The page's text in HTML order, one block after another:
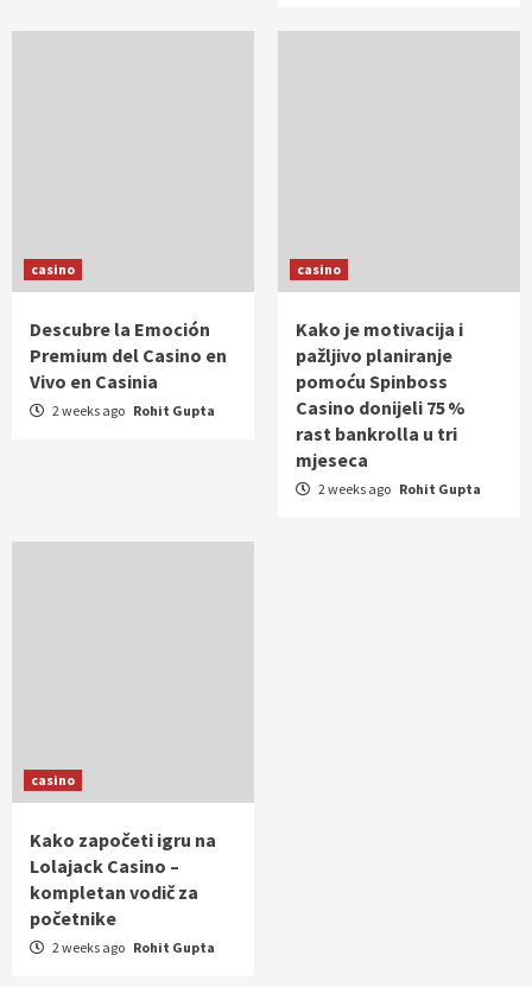
casino
Descubre la Emoción
Premium del Casino en
Vivo en Casinia
2 weeks ago Rohit Gupta
casino
Kako je motivacija i
pažljivo planiranje
pomoću Spinboss
Casino donijeli 75 %
rast bankrolla u tri
mjeseca
2 weeks ago Rohit Gupta
casino
Kako započeti igru na
Lolajack Casino –
kompletan vodič za
početnike
2 weeks ago Rohit Gupta